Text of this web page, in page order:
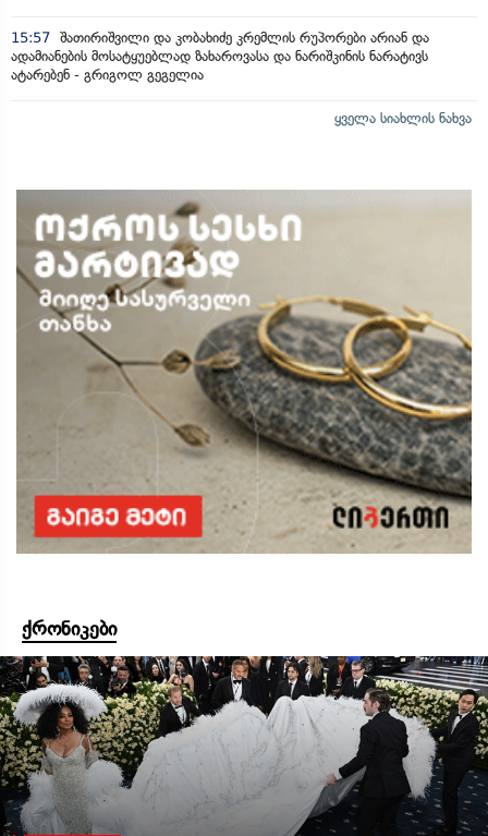
15:57 შათირიშვილი და კობახიძე კრემლის რუპორები არიან და
ადამიანების მოსატყუებლად ზახაროვასა და ნარიშკინის ნარატივს
ატარებენ - გრიგოლ გეგელია
ყველა სიახლის ნახვა
ქრონიკები